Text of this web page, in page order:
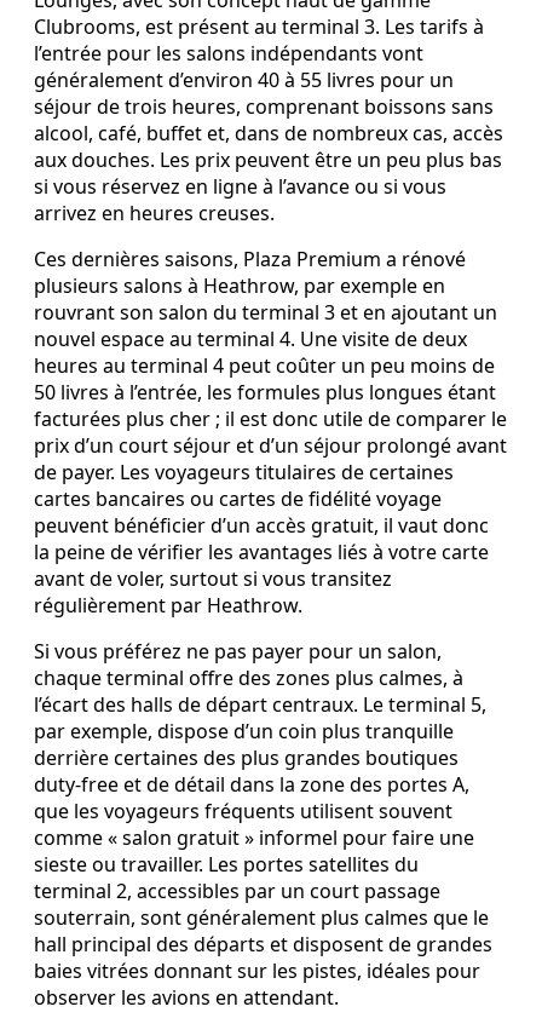
Clubrooms, est présent au terminal 3. Les tarifs à
l’entrée pour les salons indépendants vont
généralement d’environ 40 à 55 livres pour un
séjour de trois heures, comprenant boissons sans
alcool, café, buffet et, dans de nombreux cas, accès
aux douches. Les prix peuvent être un peu plus bas
si vous réservez en ligne à l’avance ou si vous
arrivez en heures creuses.
Ces dernières saisons, Plaza Premium a rénové
plusieurs salons à Heathrow, par exemple en
rouvrant son salon du terminal 3 et en ajoutant un
nouvel espace au terminal 4. Une visite de deux
heures au terminal 4 peut coûter un peu moins de
50 livres à l’entrée, les formules plus longues étant
facturées plus cher ; il est donc utile de comparer le
prix d’un court séjour et d’un séjour prolongé avant
de payer. Les voyageurs titulaires de certaines
cartes bancaires ou cartes de fidélité voyage
peuvent bénéficier d’un accès gratuit, il vaut donc
la peine de vérifier les avantages liés à votre carte
avant de voler, surtout si vous transitez
régulièrement par Heathrow.
Si vous préférez ne pas payer pour un salon,
chaque terminal offre des zones plus calmes, à
l’écart des halls de départ centraux. Le terminal 5,
par exemple, dispose d’un coin plus tranquille
derrière certaines des plus grandes boutiques
duty‑free et de détail dans la zone des portes A,
que les voyageurs fréquents utilisent souvent
comme « salon gratuit » informel pour faire une
sieste ou travailler. Les portes satellites du
terminal 2, accessibles par un court passage
souterrain, sont généralement plus calmes que le
hall principal des départs et disposent de grandes
baies vitrées donnant sur les pistes, idéales pour
observer les avions en attendant.